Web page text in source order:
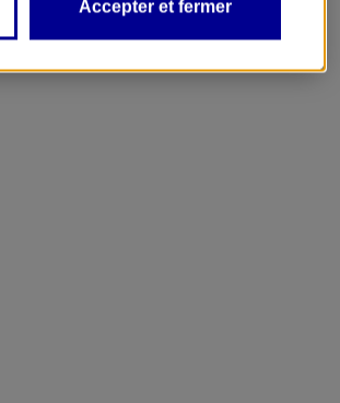
Accepter et fermer